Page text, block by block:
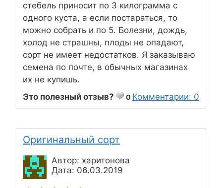
стебель приносит по 3 килограмма с
одного куста, а если постараться, то
можно собрать и по 5. Болезни, дождь,
холод не страшны, плоды не опадают,
сорт не имеет недостатков. Я заказываю
семена по почте, в обычных магазинах
их не купишь.
Это полезный отзыв?
0 Комментарии: 0
Оригинальный сорт
Автор: харитонова
Дата: 06.03.2019